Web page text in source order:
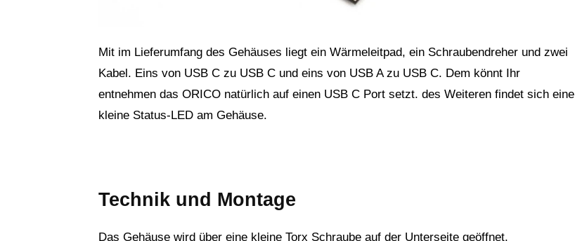
Mit im Lieferumfang des Gehäuses liegt ein Wärmeleitpad, ein Schraubendreher und zwei
Kabel. Eins von USB C zu USB C und eins von USB A zu USB C. Dem könnt Ihr
entnehmen das ORICO natürlich auf einen USB C Port setzt. des Weiteren findet sich eine
kleine Status-LED am Gehäuse.
Technik und Montage
Das Gehäuse wird über eine kleine Torx Schraube auf der Unterseite geöffnet.